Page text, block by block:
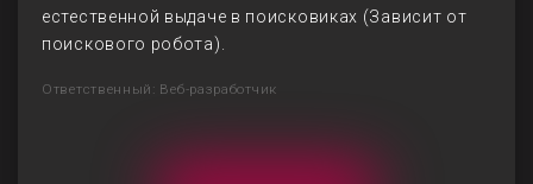
естественной выдаче в поисковиках (Зависит от
поискового робота).
Ответственный: Веб-разработчик